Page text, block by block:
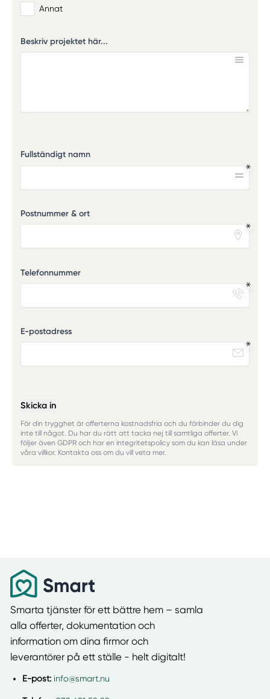
Annat
Beskriv projektet här...
Fullständigt namn
Postnummer & ort
Telefonnummer
E-postadress
Skicka in
För din trygghet är offerterna kostnadsfria och du förbinder du dig
inte till något. Du har du rätt att tacka nej till samtliga offerter. Vi
följer även GDPR och har en integritetspolicy som du kan läsa under
våra villkor. Kontakta oss om du vill veta mer.
Smarta tjänster för ett bättre hem – samla
alla offerter, dokumentation och
information om dina firmor och
leverantörer på ett ställe - helt digitalt!
E-post: info@smart.nu